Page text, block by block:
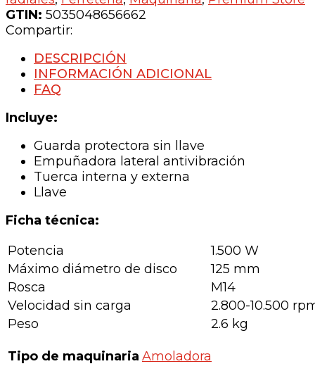
GTIN: 5035048656662
Compartir:
DESCRIPCIÓN
INFORMACIÓN ADICIONAL
FAQ
Incluye:
Guarda protectora sin llave
Empuñadora lateral antivibración
Tuerca interna y externa
Llave
Ficha técnica:
Potencia
1.500 W
Máximo diámetro de disco
125 mm
Rosca
M14
Velocidad sin carga
2.800-10.500
Peso
2.6 kg
Tipo de maquinaria Amoladora